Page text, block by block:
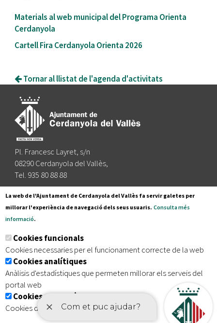
Materials al web municipal del Programa Orienta
Cerdanyola
Cartell Fira Cerdanyola Orienta 2026
Tornar al llistat de l'agenda d'activitats
Pl. Francesc Layret, s/n
08290 Cerdanyola del Vallès,
Tel. 935 80 88 88
Segueix-nos a:
Subscriu-te al nostre butlletí
Inici | Avís legal | Protecció de dades
| Accessibilitat
La web de l'Ajuntament de Cerdanyola del Vallès fa servir galetes per
millorar l'experiència de navegació dels seus usuaris. Consulta més
informació.
Cookies funcionals
Cookies necessaries per el funcionament correcte de la web
Cookies analítiques
Anàlisis d'estadístiques que permeten millorar els serveis del
portal web
Cookies publicitàries
Cookies de tercers amb finalitat publicitària